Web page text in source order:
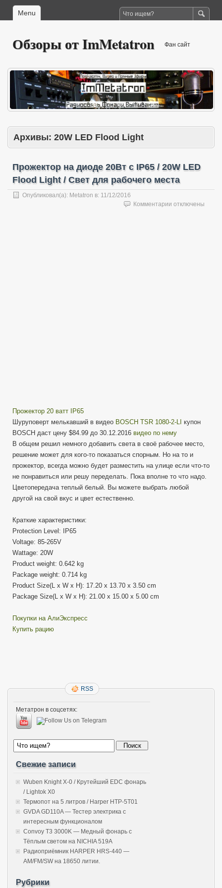
Menu
Обзоры от ImMetatron Фан сайт
Архивы: 20W LED Flood Light
Прожектор на диоде 20Вт с IP65 / 20W LED
Flood Light / Свет для рабочего места
Опубликовал(а): Metatron в: 11/12/2016
Комментарии котключены
Прожектор 20 ватт IP65
Шуруповерт мелькавший в видео BOSCH TSR 1080-2-LI купон
BOSCH даст цену $84.99 до 30.12.2016 видео по нему
В общем решил немного добавить света в своё рабочее место,
решение может для кого-то показаться спорным. Но на то и
прожектор, всегда можно будет разместить на улице если что-то
не понравиться или решу переделать. Пока вполне то что надо.
Цветопередача теплый белый. Вы можете выбрать любой
другой на свой вкус и цвет естественно.
Краткие характеристики:
Protection Level: IP65
Voltage: 85-265V
Wattage: 20W
Product weight: 0.642 kg
Package weight: 0.714 kg
Product Size(L x W x H): 17.20 x 13.70 x 3.50 cm
Package Size(L x W x H): 21.00 x 15.00 x 5.00 cm
Покупки на АлиЭкспресс
Купить рацию
RSS
Метатрон в соцсетях:
Свежие записи
Wuben Knight X-0 / Крутейший EDC фонарь
/ Lightok X0
Термопот на 5 литров / Harper HTP-5T01
GVDA GD110A — Тестер электрика с
интересным функционалом
Convoy T3 3000K — Медный фонарь с
Тёплым светом на NICHIA 519A
Радиоприёмник HARPER HRS-440 —
AM/FM/SW на 18650 литии.
Рубрики